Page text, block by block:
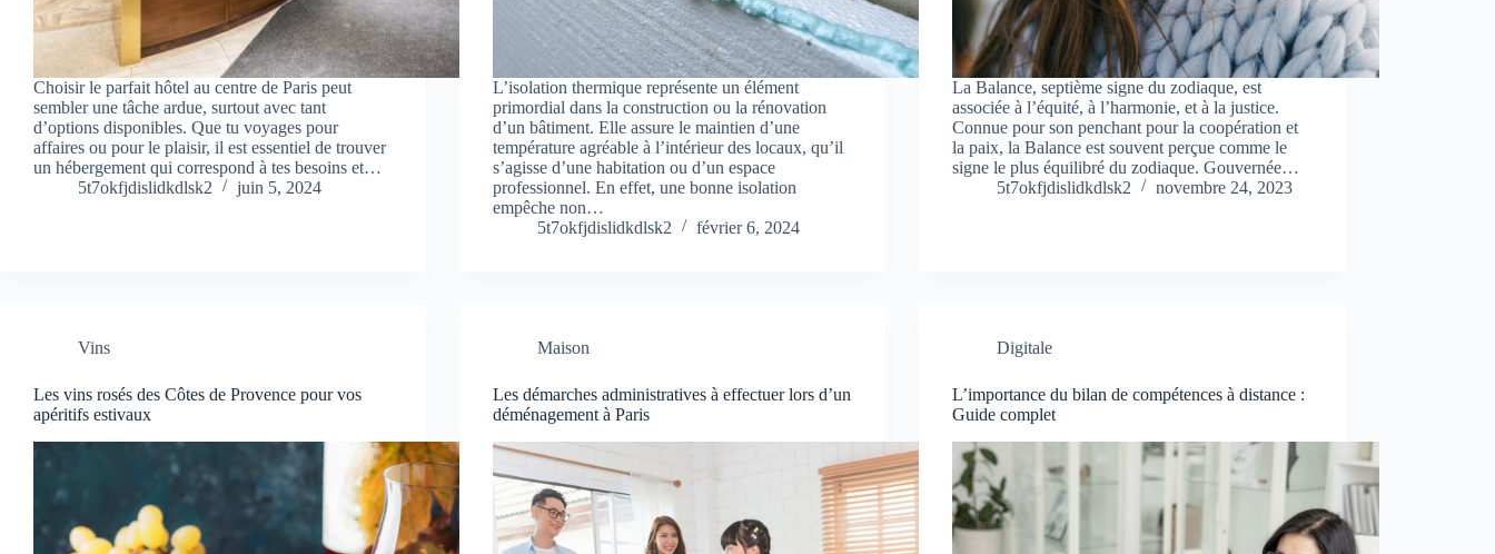
Choisir le parfait hôtel au centre de Paris peut
sembler une tâche ardue, surtout avec tant
d’options disponibles. Que tu voyages pour
affaires ou pour le plaisir, il est essentiel de trouver
un hébergement qui correspond à tes besoins et…
5t7okfjdislidkdlsk2
juin 5, 2024
L’isolation thermique représente un élément
primordial dans la construction ou la rénovation
d’un bâtiment. Elle assure le maintien d’une
température agréable à l’intérieur des locaux, qu’il
s’agisse d’une habitation ou d’un espace
professionnel. En effet, une bonne isolation
empêche non…
5t7okfjdislidkdlsk2
février 6, 2024
La Balance, septième signe du zodiaque, est
associée à l’équité, à l’harmonie, et à la justice.
Connue pour son penchant pour la coopération et
la paix, la Balance est souvent perçue comme le
signe le plus équilibré du zodiaque. Gouvernée…
5t7okfjdislidkdlsk2
novembre 24, 2023
Vins
Les vins rosés des Côtes de Provence pour vos
apéritifs estivaux
Maison
Les démarches administratives à effectuer lors d’un
déménagement à Paris
Digitale
L’importance du bilan de compétences à distance :
Guide complet